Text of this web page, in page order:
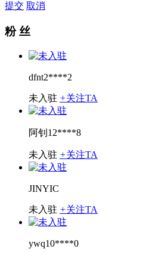
提交 取消
粉 丝
dfnt2****2
未入驻 +关注TA
阿钊12****8
未入驻 +关注TA
JINYIC
未入驻 +关注TA
ywq10****0